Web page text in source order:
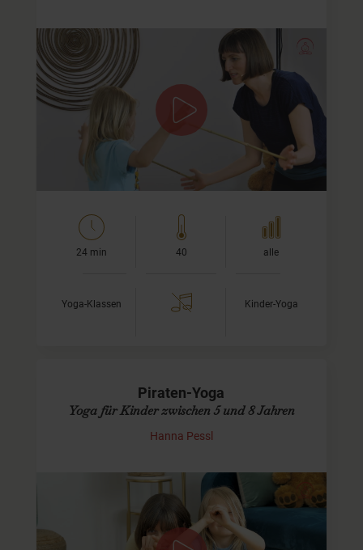
Gemeinsam auf die Matte
Heute erleben wir beim Kinderyoga
ein spannendes Radl-
Abenteuer auf dem Weg zum Badesee. Ich zeige Euch
wieder lustige und entspannende Yoga-Übungen zum
Ausprobieren…
24 min 40 alle
Yoga-Klassen Kinder-Yoga
Piraten-Yoga
Yoga für Kinder zwischen 5 und 8 Jahren
Hanna Pessl
Komm mit auf Schatzsuche
Diese Kinderyoga-Video richtet sich an Kids zwischen ca.
5 und 8 Jahren UND ihre Mamas oder Papas. Als